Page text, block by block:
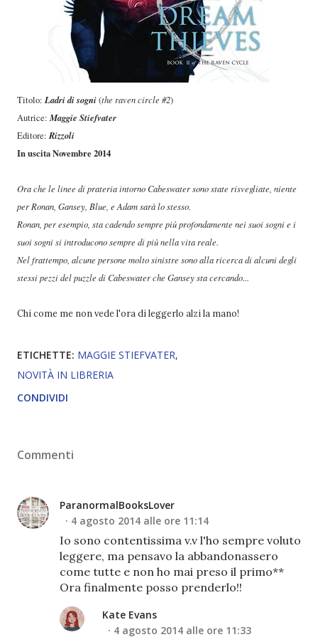
Titolo: Ladri di sogni(the raven circle #2)
Autrice:Maggie Stiefvater
Editore:Rizzoli
In uscita Novembre 2014
Ora che le linee di prateria intorno Cabeswater sono state risvegliate, niente
per Ronan, Gansey, Blue, e Adam sarà lo stesso.
Ronan, per esempio, sta cadendo sempre più profondamente nei suoi sogni e i
suoi sogni si introducono sempre di più nella vita reale.
Nel frattempo, alcune persone molto sinistre sono alla ricerca di alcuni degli
stessi pezzi del puzzle di Cabeswater che Gansey sta cercando...
Chi come me non vede l'ora di leggerlo alzi la mano!
ETICHETTE: MAGGIE STIEFVATER
NOVITÀ IN LIBRERIA
CONDIVIDI
Commenti
ParanormalBooksLover
4 agosto 2014 alle ore 11:14
Io sono contentissima v.v l'ho sempre voluto
leggere, ma pensavo la abbandonassero
come tutte e non ho mai preso il primo**
Ora finalmente posso prenderlo!!
Kate Evans
4 agosto 2014 alle ore 11:33